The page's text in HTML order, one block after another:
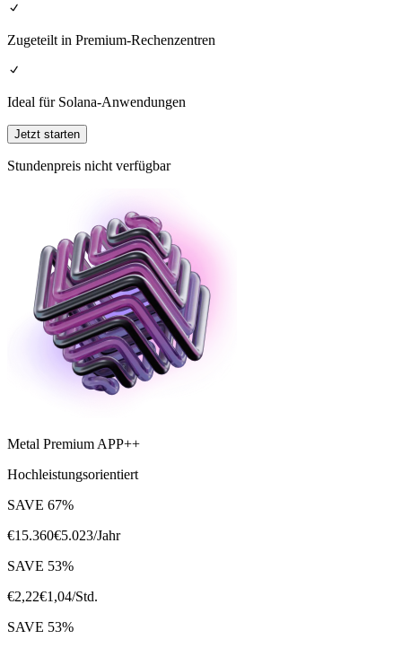
Zugeteilt in Premium-Rechenzentren
Ideal für Solana-Anwendungen
Jetzt starten
Stundenpreis nicht verfügbar
Metal Premium APP++
Hochleistungsorientiert
SAVE 67%
€15.360€5.023/Jahr
SAVE 53%
€2,22€1,04/Std.
SAVE 53%